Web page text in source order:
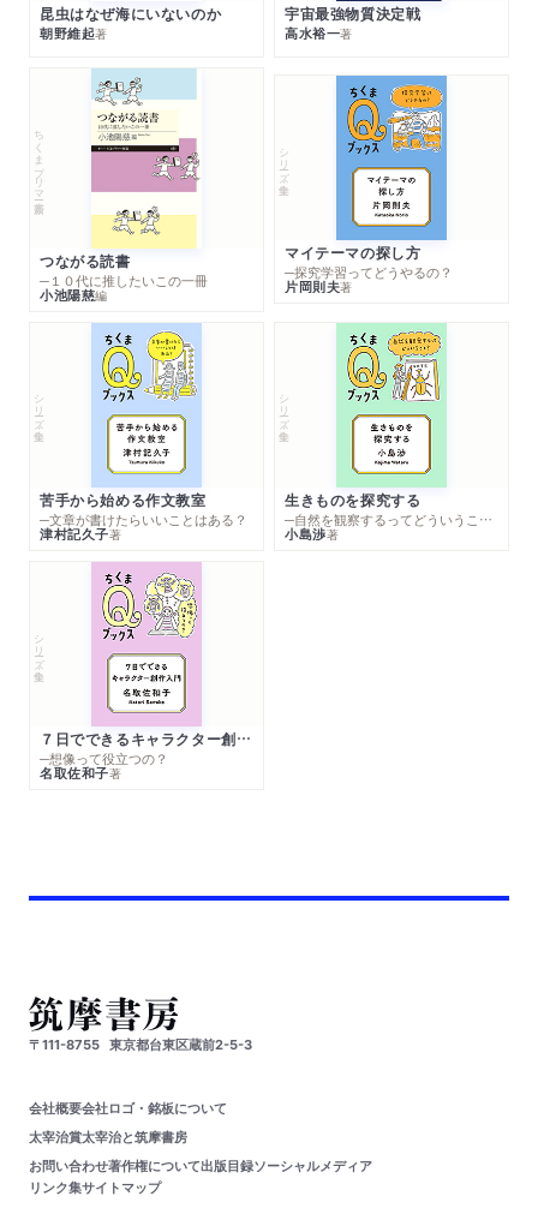
昆虫はなぜ海にいないのか
朝野維起著
宇宙最強物質決定戦
高水裕一著
ちくまプリマー新書
つながる読書
─１０代に推したいこの一冊
小池陽慈編
シリーズ・全集
マイテーマの探し方
─探究学習ってどうやるの？
片岡則夫著
シリーズ・全集
苦手から始める作文教室
─文章が書けたらいいことはある？
津村記久子著
シリーズ・全集
生きものを探究する
─自然を観察するってどういうこと？
小島渉著
シリーズ・全集
７日でできるキャラクター創作入門
─想像って役立つの？
名取佐和子著
〒111-8755 東京都台東区蔵前2-5-3
会社概要会社ロゴ・銘板について
太宰治賞太宰治と筑摩書房
お問い合わせ著作権について出版目録ソーシャルメディア
リンク集サイトマップ